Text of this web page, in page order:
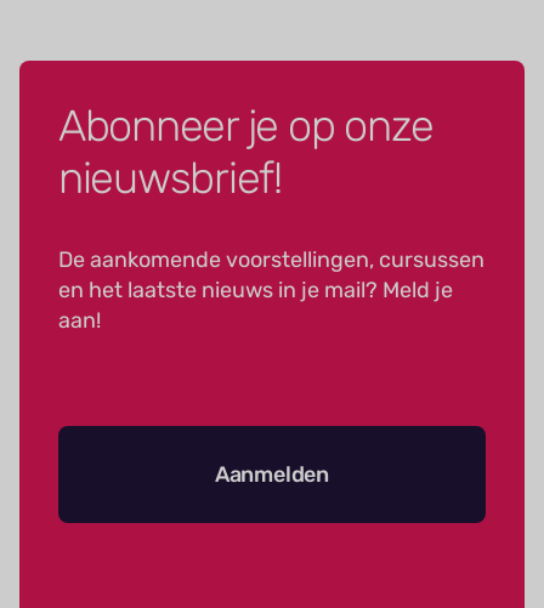
Abonneer je op onze
nieuwsbrief!
De aankomende voorstellingen, cursussen
en het laatste nieuws in je mail? Meld je
aan!
Aanmelden